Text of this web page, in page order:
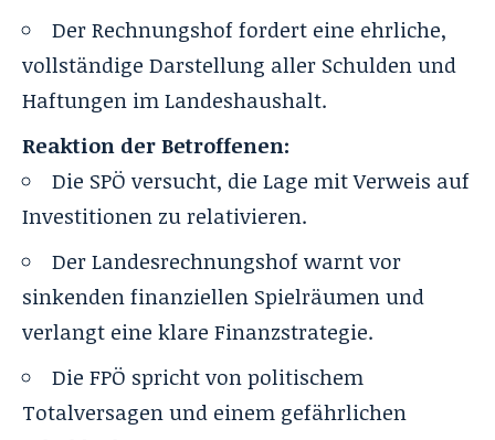
Der Rechnungshof fordert eine ehrliche,
vollständige Darstellung aller Schulden und
Haftungen im Landeshaushalt.
Reaktion der Betroffenen:
Die SPÖ versucht, die Lage mit Verweis auf
Investitionen zu relativieren.
Der Landesrechnungshof warnt vor
sinkenden finanziellen Spielräumen und
verlangt eine klare Finanzstrategie.
Die FPÖ spricht von politischem
Totalversagen und einem gefährlichen